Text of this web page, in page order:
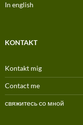
In english
KONTAKT
Kontakt mig
Contact me
свяжитесь со мной